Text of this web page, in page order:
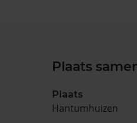
Plaats
Plaats
Hantumhuizen